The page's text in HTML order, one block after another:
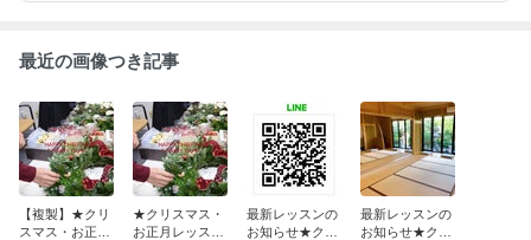
最近の画像つき記事
【複製】★クリ
スマス・お正月
★クリスマス・
お正月レッスン
最新レッスンの
お知らせ★クリ
最新レッスンの
お知らせ★クリ